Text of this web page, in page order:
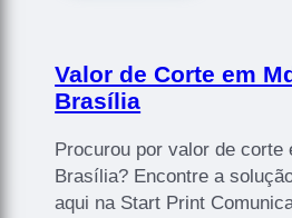
Valor de Corte em
Brasília
Procurou por valor de corte
Brasília? Encontre a
aqui na Start Print